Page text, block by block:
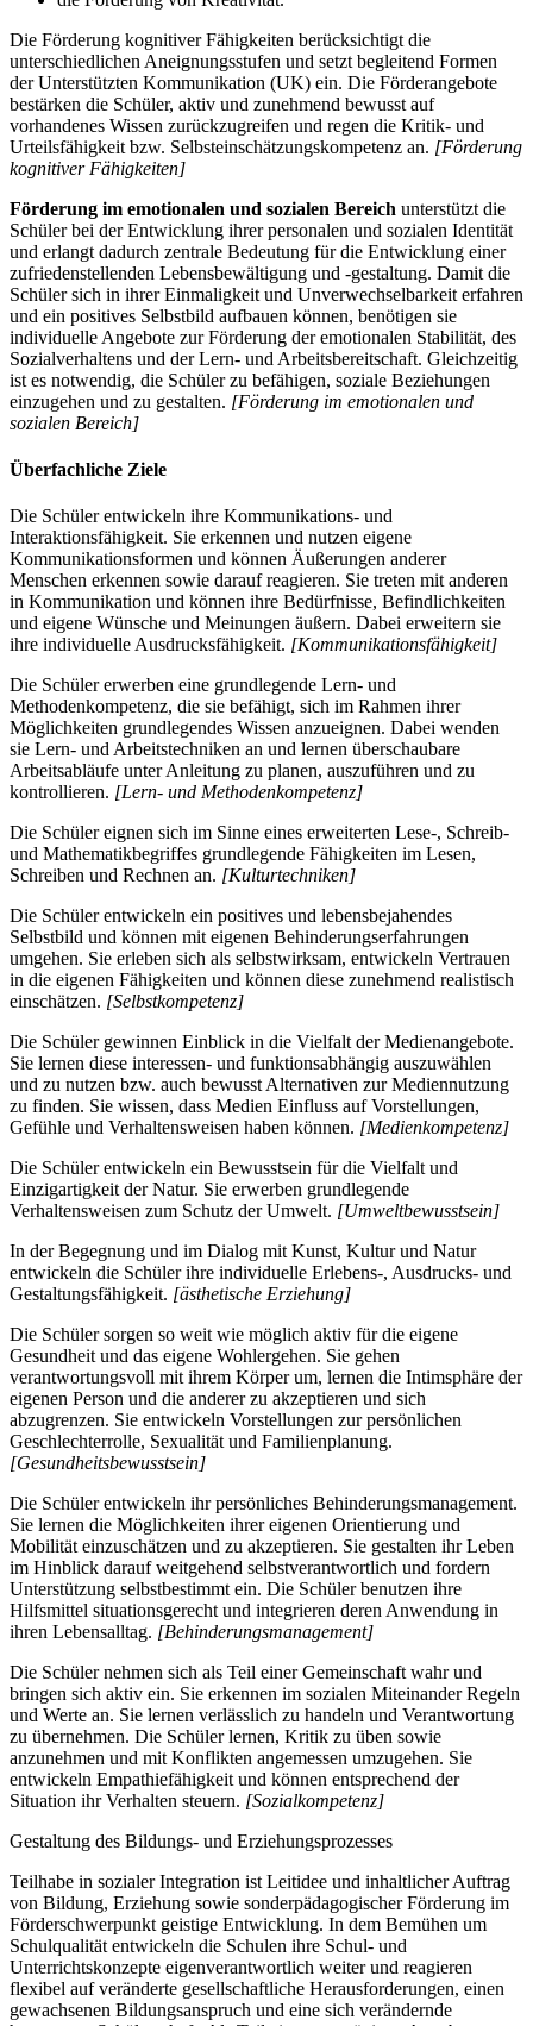
Die Förderung kognitiver Fähigkeiten berücksichtigt die
unterschiedlichen Aneignungsstufen und setzt begleitend Formen
der Unterstützten Kommunikation (UK) ein. Die Förderangebote
bestärken die Schüler, aktiv und zunehmend bewusst auf
vorhandenes Wissen zurückzugreifen und regen die Kritik- und
Urteilsfähigkeit bzw. Selbsteinschätzungskompetenz an. [Förderung
kognitiver Fähigkeiten]
Förderung im emotionalen und sozialen Bereich unterstützt die
Schüler bei der Entwicklung ihrer personalen und sozialen Identität
und erlangt dadurch zentrale Bedeutung für die Entwicklung einer
zufriedenstellenden Lebensbewältigung und -gestaltung. Damit die
Schüler sich in ihrer Einmaligkeit und Unverwechselbarkeit erfahren
und ein positives Selbstbild aufbauen können, benötigen sie
individuelle Angebote zur Förderung der emotionalen Stabilität, des
Sozialverhaltens und der Lern- und Arbeitsbereitschaft. Gleichzeitig
ist es notwendig, die Schüler zu befähigen, soziale Beziehungen
einzugehen und zu gestalten. [Förderung im emotionalen und
sozialen Bereich]
Überfachliche Ziele
Die Schüler entwickeln ihre Kommunikations- und
Interaktionsfähigkeit. Sie erkennen und nutzen eigene
Kommunikationsformen und können Äußerungen anderer
Menschen erkennen sowie darauf reagieren. Sie treten mit anderen
in Kommunikation und können ihre Bedürfnisse, Befindlichkeiten
und eigene Wünsche und Meinungen äußern. Dabei erweitern sie
ihre individuelle Ausdrucksfähigkeit. [Kommunikationsfähigkeit]
Die Schüler erwerben eine grundlegende Lern- und
Methodenkompetenz, die sie befähigt, sich im Rahmen ihrer
Möglichkeiten grundlegendes Wissen anzueignen. Dabei wenden
sie Lern- und Arbeitstechniken an und lernen überschaubare
Arbeitsabläufe unter Anleitung zu planen, auszuführen und zu
kontrollieren. [Lern- und Methodenkompetenz]
Die Schüler eignen sich im Sinne eines erweiterten Lese-, Schreib-
und Mathematikbegriffes grundlegende Fähigkeiten im Lesen,
Schreiben und Rechnen an. [Kulturtechniken]
Die Schüler entwickeln ein positives und lebensbejahendes
Selbstbild und können mit eigenen Behinderungserfahrungen
umgehen. Sie erleben sich als selbstwirksam, entwickeln Vertrauen
in die eigenen Fähigkeiten und können diese zunehmend realistisch
einschätzen. [Selbstkompetenz]
Die Schüler gewinnen Einblick in die Vielfalt der Medienangebote.
Sie lernen diese interessen- und funktionsabhängig auszuwählen
und zu nutzen bzw. auch bewusst Alternativen zur Mediennutzung
zu finden. Sie wissen, dass Medien Einfluss auf Vorstellungen,
Gefühle und Verhaltensweisen haben können. [Medienkompetenz]
Die Schüler entwickeln ein Bewusstsein für die Vielfalt und
Einzigartigkeit der Natur. Sie erwerben grundlegende
Verhaltensweisen zum Schutz der Umwelt. [Umweltbewusstsein]
In der Begegnung und im Dialog mit Kunst, Kultur und Natur
entwickeln die Schüler ihre individuelle Erlebens-, Ausdrucks- und
Gestaltungsfähigkeit. [ästhetische Erziehung]
Die Schüler sorgen so weit wie möglich aktiv für die eigene
Gesundheit und das eigene Wohlergehen. Sie gehen
verantwortungsvoll mit ihrem Körper um, lernen die Intimsphäre der
eigenen Person und die anderer zu akzeptieren und sich
abzugrenzen. Sie entwickeln Vorstellungen zur persönlichen
Geschlechterrolle, Sexualität und Familienplanung.
[Gesundheitsbewusstsein]
Die Schüler entwickeln ihr persönliches Behinderungsmanagement.
Sie lernen die Möglichkeiten ihrer eigenen Orientierung und
Mobilität einzuschätzen und zu akzeptieren. Sie gestalten ihr Leben
im Hinblick darauf weitgehend selbstverantwortlich und fordern
Unterstützung selbstbestimmt ein. Die Schüler benutzen ihre
Hilfsmittel situationsgerecht und integrieren deren Anwendung in
ihren Lebensalltag. [Behinderungsmanagement]
Die Schüler nehmen sich als Teil einer Gemeinschaft wahr und
bringen sich aktiv ein. Sie erkennen im sozialen Miteinander Regeln
und Werte an. Sie lernen verlässlich zu handeln und Verantwortung
zu übernehmen. Die Schüler lernen, Kritik zu üben sowie
anzunehmen und mit Konflikten angemessen umzugehen. Sie
entwickeln Empathiefähigkeit und können entsprechend der
Situation ihr Verhalten steuern. [Sozialkompetenz]
Gestaltung des Bildungs- und Erziehungsprozesses
Teilhabe in sozialer Integration ist Leitidee und inhaltlicher Auftrag
von Bildung, Erziehung sowie sonderpädagogischer Förderung im
Förderschwerpunkt geistige Entwicklung. In dem Bemühen um
Schulqualität entwickeln die Schulen ihre Schul- und
Unterrichtskonzepte eigenverantwortlich weiter und reagieren
flexibel auf veränderte gesellschaftliche Herausforderungen, einen
gewachsenen Bildungsanspruch und eine sich verändernde